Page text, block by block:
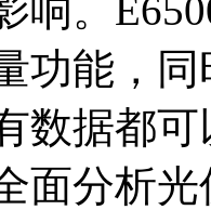
响。
功能，
数据都
面分析